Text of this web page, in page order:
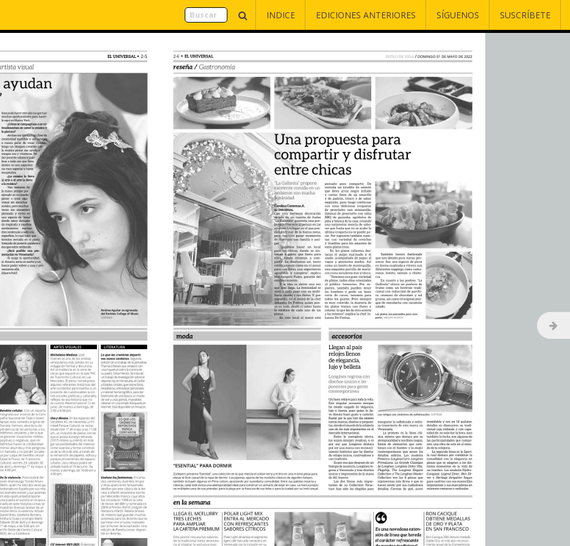
INDICE EDICIONES ANTERIORES SÍGUENOS SUSCRÍBETE